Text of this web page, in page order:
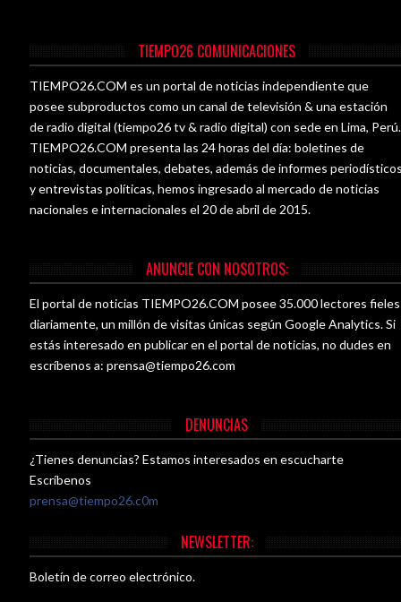
TIEMPO26 COMUNICACIONES
TIEMPO26.COM es un portal de noticias independiente que
posee subproductos como un canal de televisión & una estación
de radio digital (tiempo26 tv & radio digital) con sede en Lima, Perú.
TIEMPO26.COM presenta las 24 horas del día: boletines de
noticias, documentales, debates, además de informes
y entrevistas políticas, hemos ingresado al mercado de noticias
nacionales e internacionales el 20 de abril de 2015.
ANUNCIE CON NOSOTROS:
El portal de noticias TIEMPO26.COM posee 35.000 lectores fieles
diariamente, un millón de visitas únicas según Google Analytics. Si
estás interesado en publicar en el portal de noticias, no dudes en
escríbenos a:prensa@tiempo26.com
DENUNCIAS
¿Tienes denuncias? Estamos interesados en escucharte
Escríbenos
prensa@tiempo26.c0m
NEWSLETTER:
Boletín de correo electrónico.